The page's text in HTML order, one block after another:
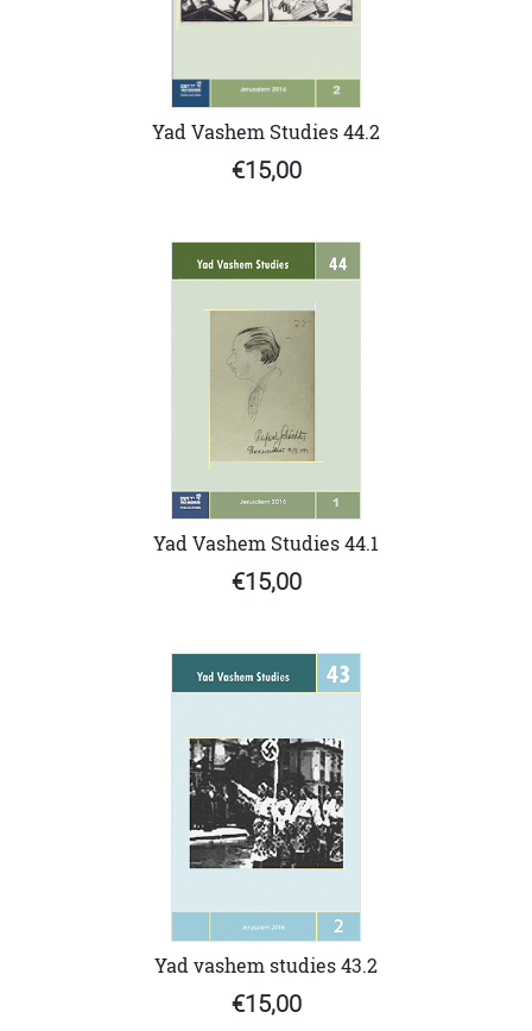
Yad Vashem Studies 44.2
€15,00
Yad Vashem Studies 44.1
€15,00
Yad vashem studies 43.2
€15,00